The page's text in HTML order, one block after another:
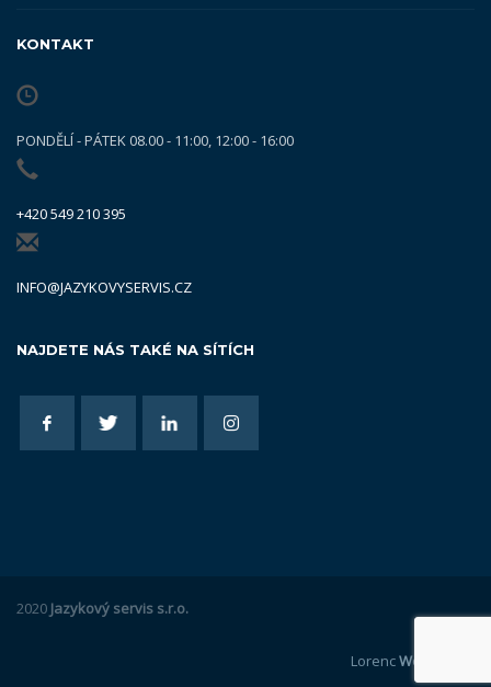
KONTAKT
PONDĚLÍ - PÁTEK 08.00 - 11:00, 12:00 - 16:00
+420 549 210 395
INFO@JAZYKOVYSERVIS.CZ
NAJDETE NÁS TAKÉ NA SÍTÍCH
2020 Jazykový servis s.r.o.
LorencWebdesign